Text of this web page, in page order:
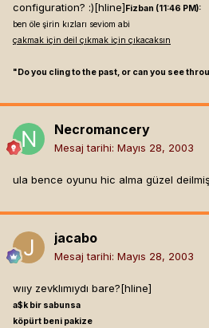
configuration? :)[hline] Fizban (11:46 PM):
ben öle şirin kızları seviom abi
çakmak için deil çıkmak için çıkacaksın
"Do you cling to the past, or can you see
Necromancery
Mesaj tarihi: Mayıs 28, 2003
ula bence oyunu hic alma güzel
jacabo
Mesaj tarihi: Mayıs 28, 2003
wııy zevklımıydı bare?[hline]
a$k bir sabunsa
köpürt beni pakize